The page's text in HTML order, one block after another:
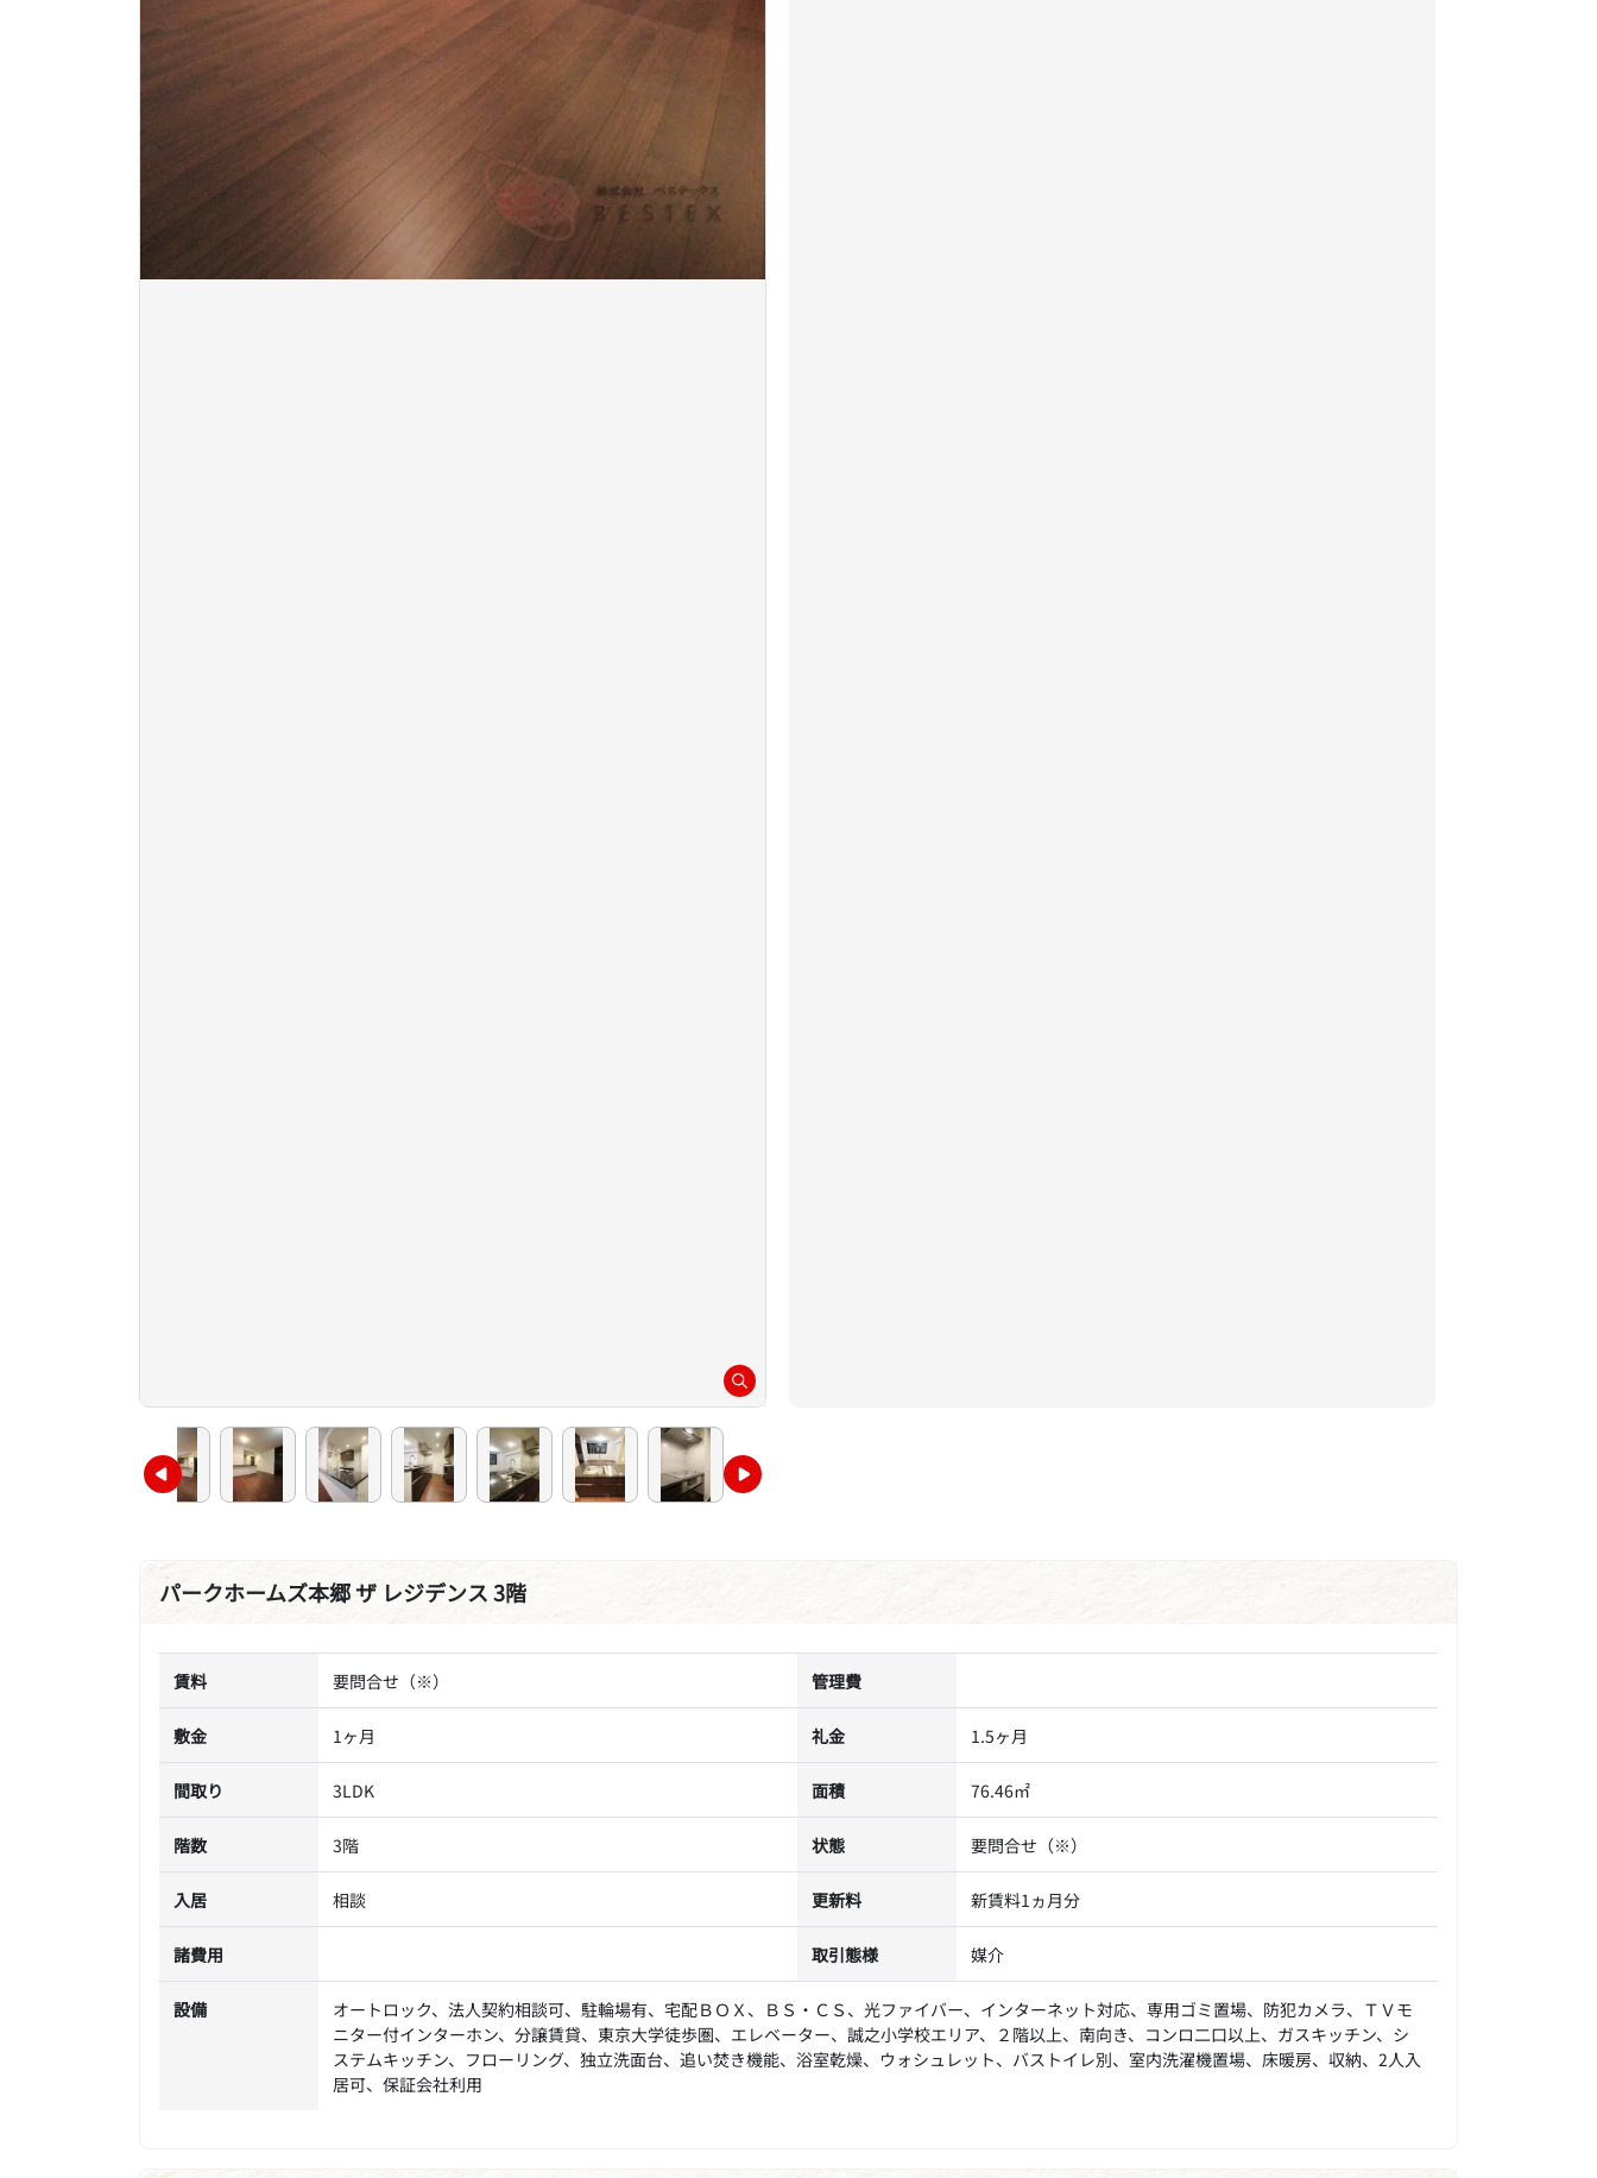
パークホームズ本郷 ザ レジデンス 3階
賃料 要問合せ（※） 管理費
敷金 1ヶ月 礼金 1.5ヶ月
間取り 3LDK 面積 76.46㎡
階数 3階 状態 要問合せ（※）
入居 相談 更新料 新賃料1ヵ月分
諸費用 取引態様 媒介
設備
オートロック、法人契約相談可、駐輪場有、宅配ＢＯＸ、ＢＳ・ＣＳ、光ファイバー、インターネット対応、専用ゴミ置場、防犯カメラ、ＴＶモ
ニター付インターホン、分譲賃貸、東京大学徒歩圏、エレベーター、誠之小学校エリア、２階以上、南向き、コンロ二口以上、ガスキッチン、シ
ステムキッチン、フローリング、独立洗面台、追い焚き機能、浴室乾燥、ウォシュレット、バストイレ別、室内洗濯機置場、床暖房、収納、2人入
居可、保証会社利用